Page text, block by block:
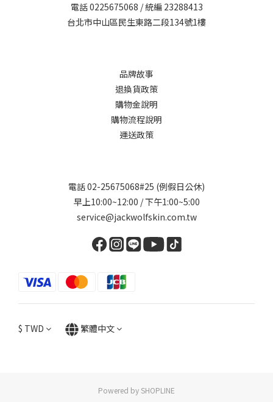
電話 0225675068 / 統編 23288413
台北市中山區民生東路二段134號1樓
品牌故事
退換貨政策
購物金說明
購物流程說明
運送政策
電話 02-25675068#25 (例假日公休)
早上10:00~12:00 / 下午1:00~5:00
service@jackwolfskin.com.tw
$ TWD 繁體中文
Powered by SHOPLINE